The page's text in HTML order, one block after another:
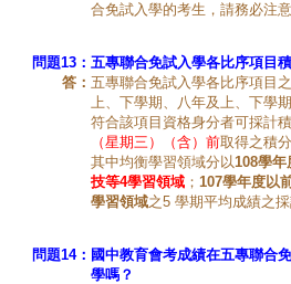
合免試入學的考生，請務必注
問題13： 五專聯合免試入學各比序項目
答： 五專聯合免試入學各比序項目
上、下學期、八年及上、下學
符合該項目資格身分者可採計
（星期三）（含）前取得之積分
其中均衡學習領域分以108學年
技等4學習領域； 107學年度以
學習領域之5 學期平均成績之採
問題14： 國中教育會考成績在五專聯合
學嗎？